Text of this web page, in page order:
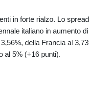
in forte rialzo. Lo
italiano in aumento
della Francia al
al 5% (+16 punti).